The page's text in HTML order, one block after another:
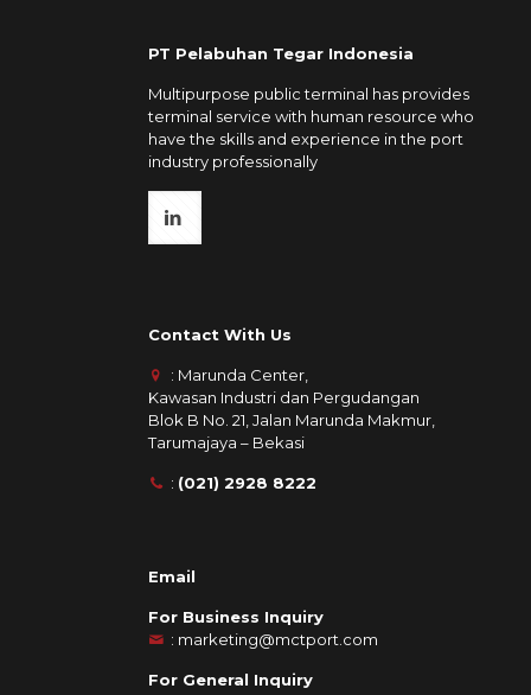
PT Pelabuhan Tegar Indonesia
Multipurpose public terminal has provides
terminal service with human resource who
have the skills and experience in the port
industry professionally
Contact With Us
: Marunda Center,
Kawasan Industri dan Pergudangan
Blok B No. 21, Jalan Marunda Makmur,
Tarumajaya – Bekasi
: (021) 2928 8222
Email
For Business Inquiry
: marketing@mctport.com
For General Inquiry